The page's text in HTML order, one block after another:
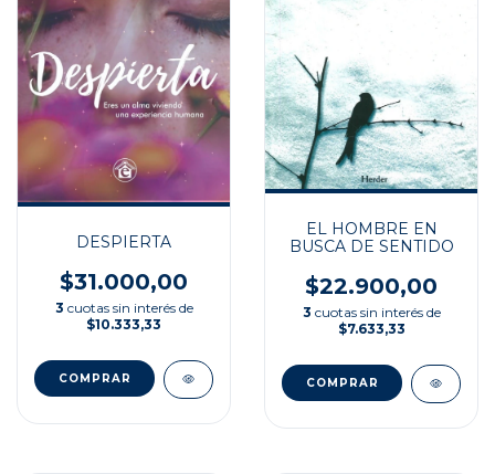
DESPIERTA
$31.000,00
3 cuotas sin interés de
$10.333,33
EL HOMBRE EN
BUSCA DE SENTIDO
$22.900,00
3 cuotas sin interés de
$7.633,33